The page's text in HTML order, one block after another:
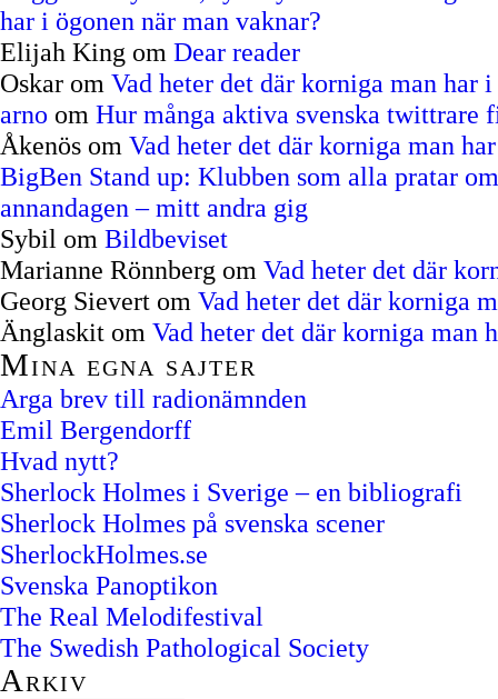
har i ögonen när man vaknar?
Elijah King om Dear reader
Oskar om Vad heter det där korniga man har
arno om Hur många aktiva svenska twittrare
Åkenös om Vad heter det där korniga man
BigBen Stand up: Klubben som alla pratar
annandagen – mitt andra gig
Sybil om Bildbeviset
Marianne Rönnberg om Vad heter det där
Georg Sievert om Vad heter det där korniga
Änglaskit om Vad heter det där korniga man
Mina egna sajter
Arga brev till radionämnden
Emil Bergendorff
Hvad nytt?
Sherlock Holmes i Sverige – en bibliografi
Sherlock Holmes på svenska scener
SherlockHolmes.se
Svenska Panoptikon
The Real Melodifestival
The Swedish Pathological Society
Arkiv